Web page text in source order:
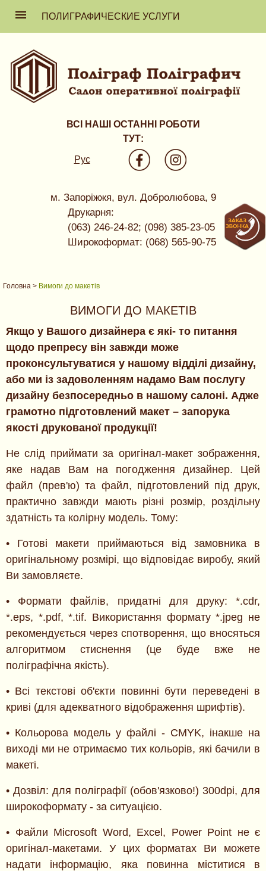
ПОЛИГРАФИЧЕСКИЕ УСЛУГИ
ВСІ НАШІ ОСТАННІ РОБОТИ
ТУТ:
Рус
м. Запоріжжя, вул. Добролюбова, 9
Друкарня:
(063) 246-24-82; (098) 385-23-05
Широкоформат: (068) 565-90-75
Головна > Вимоги до макетів
ВИМОГИ ДО МАКЕТІВ
Якщо у Вашого дизайнера є які- то питання
щодо препресу він завжди може
проконсультуватися у нашому відділі дизайну,
або ми із задоволенням надамо Вам послугу
дизайну безпосередньо в нашому салоні. Адже
грамотно підготовлений макет – запорука
якості друкованої продукції!
Не слід приймати за оригінал-макет зображення,
яке надав Вам на погодження дизайнер. Цей
файл (прев'ю) та файл, підготовлений під друк,
практично завжди мають різні розмір, роздільну
здатність та колірну модель. Тому:
• Готові макети приймаються від замовника в
оригінальному розмірі, що відповідає виробу, який
Ви замовляєте.
• Формати файлів, придатні для друку: *.cdr,
*.eps, *.pdf, *.tif. Використання формату *.jpeg не
рекомендується через спотворення, що вносяться
алгоритмом стиснення (це буде вже не
поліграфічна якість).
• Всі текстові об'єкти повинні бути переведені в
криві (для адекватного відображення шрифтів).
• Кольорова модель у файлі - CMYK, інакше на
виході ми не отримаємо тих кольорів, які бачили в
макеті.
• Дозвіл: для поліграфії (обов'язково!) 300dpi, для
широкоформату - за ситуацією.
• Файли Microsoft Word, Excel, Power Point не є
оригінал-макетами. У цих форматах Ви можете
надати інформацію, яка повинна міститися в